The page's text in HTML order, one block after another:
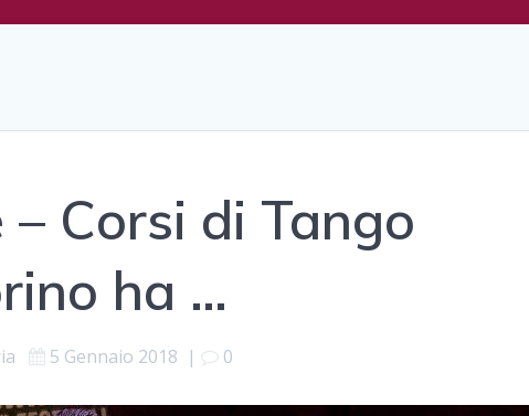
Corsi di Tango
ha …
5 Gennaio 2018 | 0